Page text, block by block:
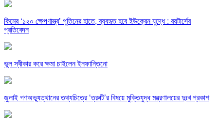
কিমের ‘১২০ ক্ষেপণাস্ত্র’ পুতিনের হাতে, ব্যবহৃত হবে ইউক্রেন যুদ্ধে : রয়টার্সের
প্রতিবেদন
ভুল স্বীকার করে ক্ষমা চাইলেন ইনফান্তিনো
জুলাই গণঅভ্যুত্থানের তথ্যচিত্রে ‘ত্রুটি’র বিষয়ে মুক্তিযুদ্ধ মন্ত্রণালয়ের দুঃখ প্রকাশ